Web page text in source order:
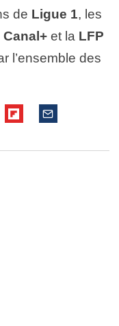
de Ligue 1, les
Canal+ et la LFP
l’ensemble des